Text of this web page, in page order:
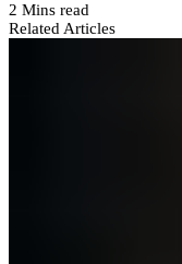
2 Mins read
Related Articles